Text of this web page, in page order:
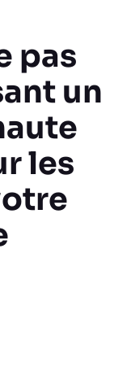
pas
un
les